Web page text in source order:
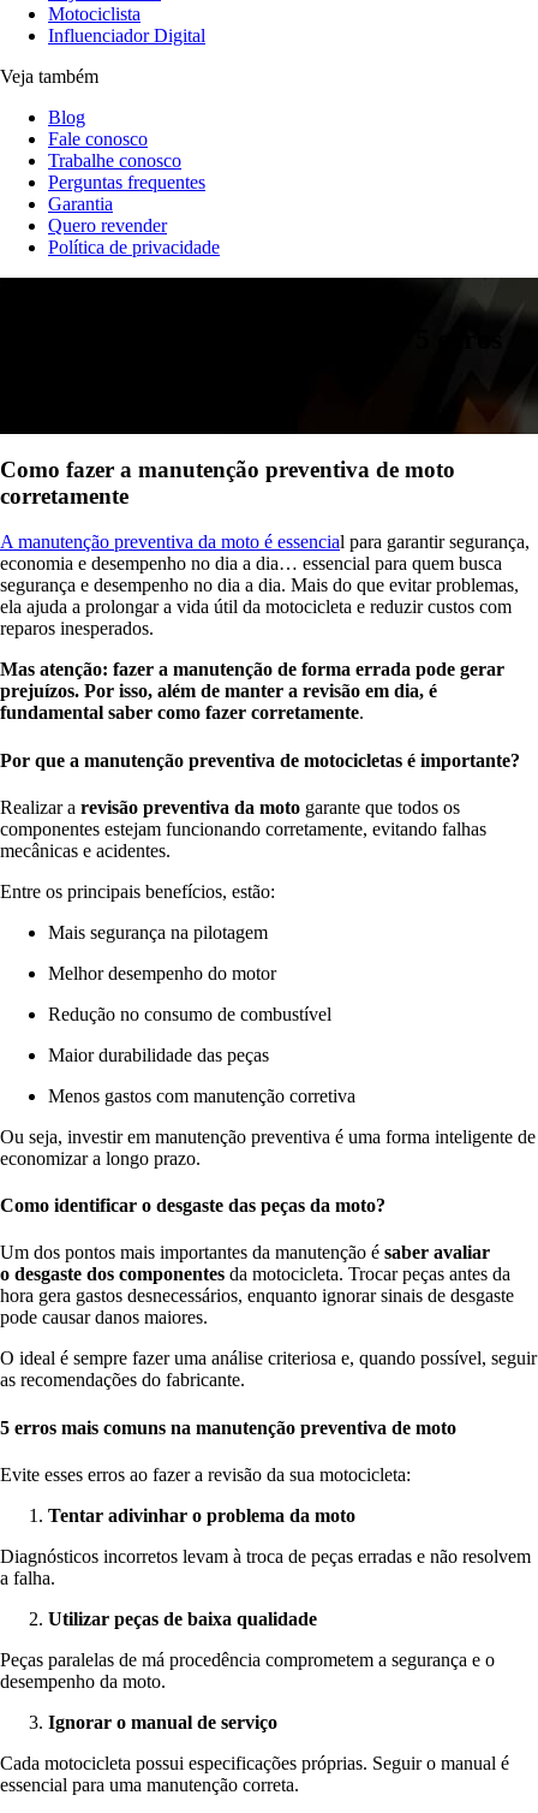
Motociclista
Influenciador Digital
Veja também
Blog
Fale conosco
Trabalhe conosco
Perguntas frequentes
Garantia
Quero revender
Política de privacidade
Como fazer a manutenção preventiva de moto
corretamente
A manutenção preventiva da moto é essencial para garantir segurança,
economia e desempenho no dia a dia… essencial para quem busca
segurança e desempenho no dia a dia. Mais do que evitar problemas,
ela ajuda a prolongar a vida útil da motocicleta e reduzir custos com
reparos inesperados.
Mas atenção: fazer a manutenção de forma errada pode gerar
prejuízos. Por isso, além de manter a revisão em dia, é
fundamental saber como fazer corretamente.
Por que a manutenção preventiva de motocicletas é importante?
Realizar a revisão preventiva da moto garante que todos os
componentes estejam funcionando corretamente, evitando falhas
mecânicas e acidentes.
Entre os principais benefícios, estão:
Mais segurança na pilotagem
Melhor desempenho do motor
Redução no consumo de combustível
Maior durabilidade das peças
Menos gastos com manutenção corretiva
Ou seja, investir em manutenção preventiva é uma forma inteligente de
economizar a longo prazo.
Como identificar o desgaste das peças da moto?
Um dos pontos mais importantes da manutenção é saber avaliar
o desgaste dos componentes da motocicleta. Trocar peças antes da
hora gera gastos desnecessários, enquanto ignorar sinais de desgaste
pode causar danos maiores.
O ideal é sempre fazer uma análise criteriosa e, quando possível, seguir
as recomendações do fabricante.
5 erros mais comuns na manutenção preventiva de moto
Evite esses erros ao fazer a revisão da sua motocicleta:
Tentar adivinhar o problema da moto
Diagnósticos incorretos levam à troca de peças erradas e não resolvem
a falha.
Utilizar peças de baixa qualidade
Peças paralelas de má procedência comprometem a segurança e o
desempenho da moto.
Ignorar o manual de serviço
Cada motocicleta possui especificações próprias. Seguir o manual é
essencial para uma manutenção correta.